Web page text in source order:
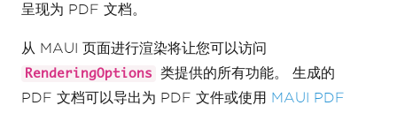
呈现为 PDF 文档。
从 MAUI 页面进行渲染将让您可以访问
RenderingOptions
类提供的所有功能。 生成的
PDF 文档可以导出为 PDF 文件或使用 MAUI PDF